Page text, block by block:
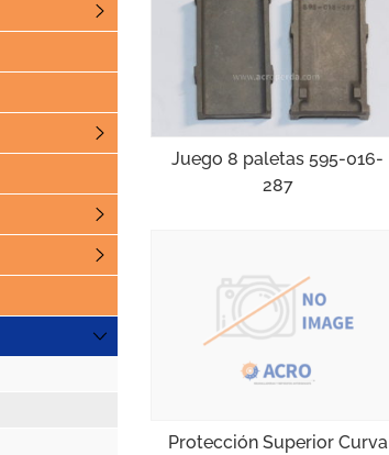
Juego 8 paletas 595-016-
287
Protección Superior Curva